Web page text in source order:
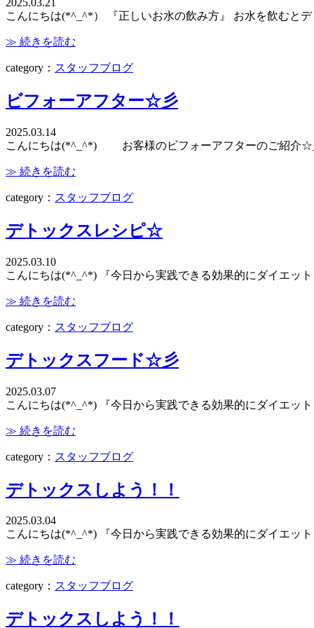
2025.03.21
こんにちは(*^_^*） 『正しいお水の飲み方』 お水を飲むと
≫ 続きを読む
category： スタッフブログ
ビフォーアフター☆彡
2025.03.14
こんにちは(*^_^*) お客様のビフォーアフターのご紹介☆
≫ 続きを読む
category： スタッフブログ
デトックスレシピ☆
2025.03.10
こんにちは(*^_^*) 『今日から実践できる効果的にダイエッ
≫ 続きを読む
category： スタッフブログ
デトックスフード☆彡
2025.03.07
こんにちは(*^_^*) 『今日から実践できる効果的にダイエッ
≫ 続きを読む
category： スタッフブログ
デトックスしよう！！
2025.03.04
こんにちは(*^_^*) 『今日から実践できる効果的にダイエッ
≫ 続きを読む
category： スタッフブログ
デトックスしよう！！